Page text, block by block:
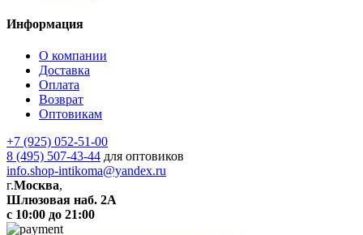
Информация
О компании
Доставка
Оплата
Возврат
Оптовикам
+7 (925) 052-51-00
8 (495) 507-43-44 для оптовиков
info.shop-intikoma@yandex.ru
г.Москва,
Шлюзовая наб. 2А
с 10:00 до 21:00